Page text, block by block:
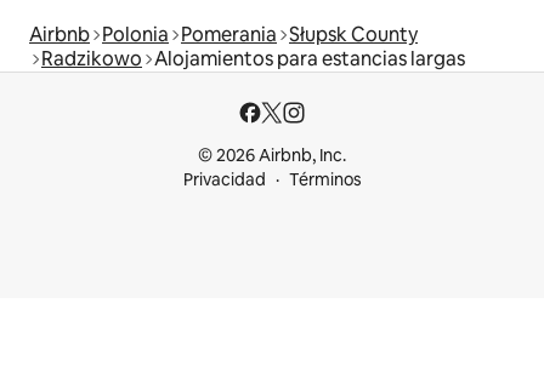
Airbnb Polonia Pomerania Słupsk County
Radzikowo Alojamientos para estancias largas
© 2026 Airbnb, Inc.
Privacidad
Términos